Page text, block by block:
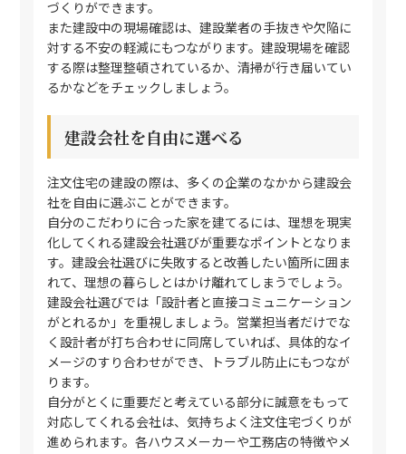
づくりができます。
また建設中の現場確認は、建設業者の手抜きや欠陥に
対する不安の軽減にもつながります。建設現場を確認
する際は整理整頓されているか、清掃が行き届いてい
るかなどをチェックしましょう。
建設会社を自由に選べる
注文住宅の建設の際は、多くの企業のなかから建設会
社を自由に選ぶことができます。
自分のこだわりに合った家を建てるには、理想を現実
化してくれる建設会社選びが重要なポイントとなりま
す。建設会社選びに失敗すると改善したい箇所に囲ま
れて、理想の暮らしとはかけ離れてしまうでしょう。
建設会社選びでは「設計者と直接コミュニケーション
がとれるか」を重視しましょう。営業担当者だけでな
く設計者が打ち合わせに同席していれば、具体的なイ
メージのすり合わせができ、トラブル防止にもつなが
ります。
自分がとくに重要だと考えている部分に誠意をもって
対応してくれる会社は、気持ちよく注文住宅づくりが
進められます。各ハウスメーカーや工務店の特徴やメ